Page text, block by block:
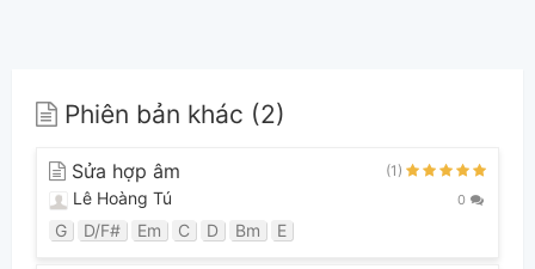
Phiên bản khác (2)
Sửa hợp âm (1)
Lê Hoàng Tú 0
G D/F# Em C D Bm E